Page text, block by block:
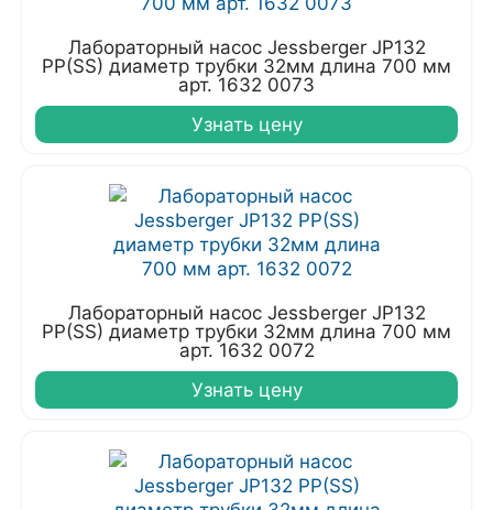
Лабораторный насос Jessberger JP132
PP(SS) диаметр трубки 32мм длина 700 мм
арт. 1632 0073
Узнать цену
Лабораторный насос Jessberger JP132
PP(SS) диаметр трубки 32мм длина 700 мм
арт. 1632 0072
Узнать цену